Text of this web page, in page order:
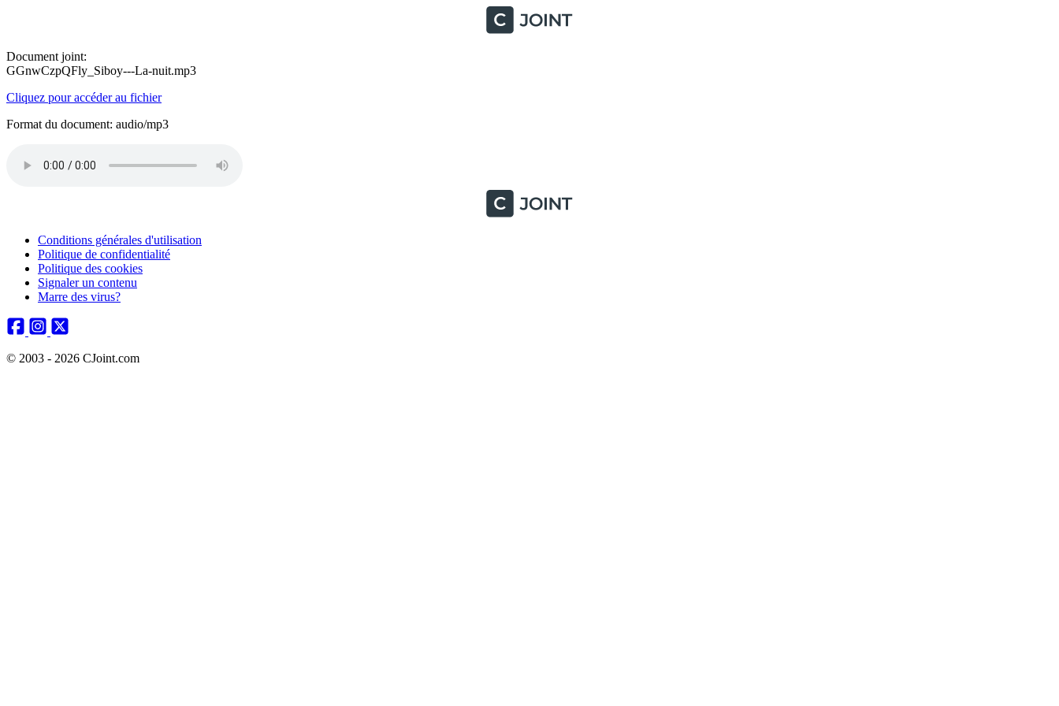
Document joint:
GGnwCzpQFly_Siboy---La-nuit.mp3
Cliquez pour accéder au fichier
Format du document: audio/mp3
Conditions générales d'utilisation
Politique de confidentialité
Politique des cookies
Signaler un contenu
Marre des virus?
© 2003 - 2026 CJoint.com